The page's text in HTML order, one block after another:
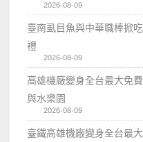
2026-08-09
臺南虱目魚與中華職棒掀
禮
2026-08-09
高雄機廠變身全台最大免
與水樂園
2026-08-09
臺鐵高雄機廠變身全台最